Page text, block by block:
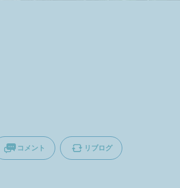
コメント リブログ